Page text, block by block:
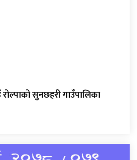
सुनछहरी गाउँपालिका